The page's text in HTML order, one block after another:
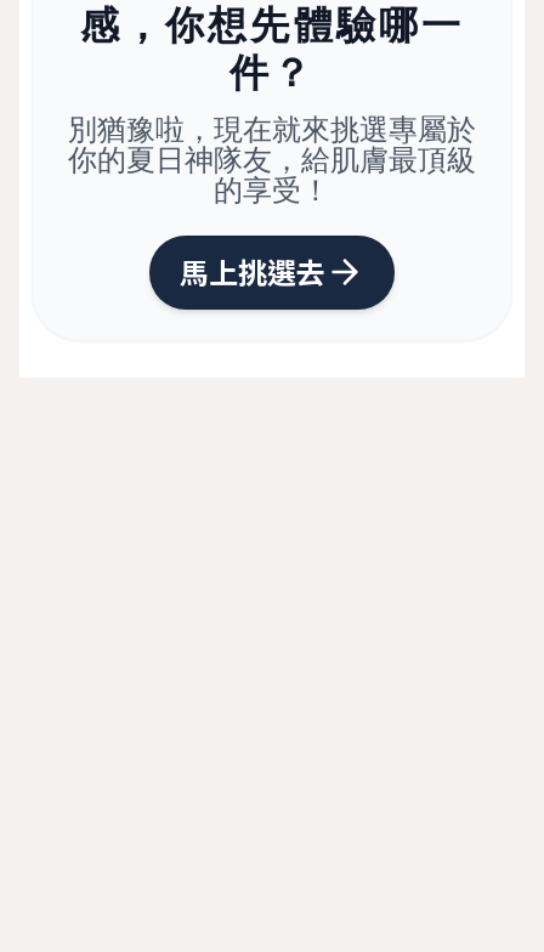
感，你想先體驗哪一
件？
別猶豫啦，現在就來挑選專屬於
你的夏日神隊友，給肌膚最頂級
的享受！
馬上挑選去